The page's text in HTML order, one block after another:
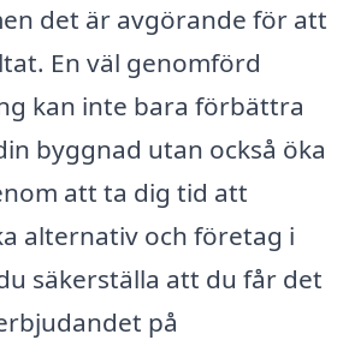
det är avgörande för att
En väl genomförd
kan inte bara förbättra
byggnad utan också öka
att ta dig tid att
alternativ och företag i
säkerställa att du får det
på